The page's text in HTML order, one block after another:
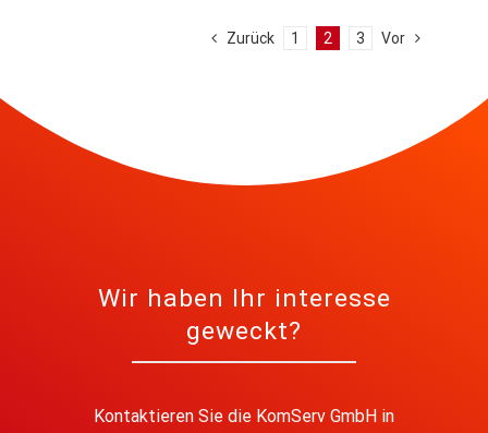
Zurück 1 2 3 Vor
Wir haben Ihr interesse
geweckt?
Kontaktieren Sie die KomServ GmbH in